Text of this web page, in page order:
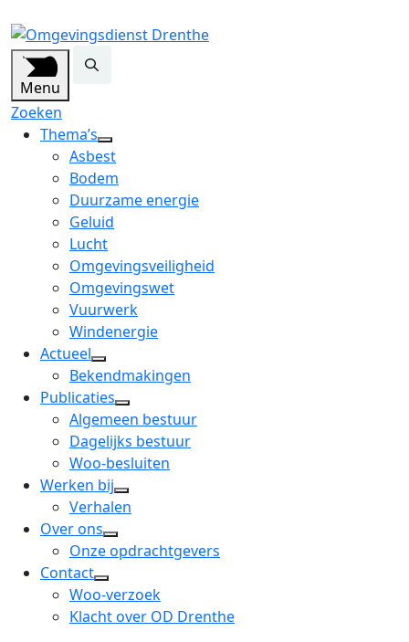
Menu
Zoeken
Thema’s
open
dropdown
menu
Asbest
Bodem
Duurzame energie
Geluid
Lucht
Omgevingsveiligheid
Omgevingswet
Vuurwerk
Windenergie
Actueel
open
dropdown
menu
Bekendmakingen
Publicaties
open
dropdown
menu
Algemeen bestuur
Dagelijks bestuur
Woo-besluiten
Werken bij
open
menu
Verhalen
Over ons
open
dropdown
menu
Onze opdrachtgevers
Contact
open
dropdown
Woo-verzoek
Klacht over OD Drenthe